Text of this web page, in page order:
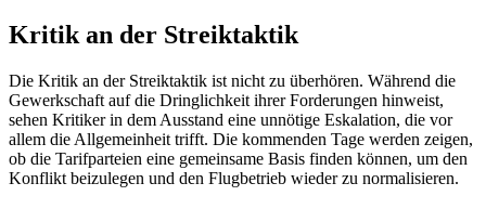
Kritik an der Streiktaktik
Die Kritik an der Streiktaktik ist nicht zu überhören. Während die
Gewerkschaft auf die Dringlichkeit ihrer Forderungen hinweist,
sehen Kritiker in dem Ausstand eine unnötige Eskalation, die vor
allem die Allgemeinheit trifft. Die kommenden Tage werden zeigen,
ob die Tarifparteien eine gemeinsame Basis finden können, um den
Konflikt beizulegen und den Flugbetrieb wieder zu normalisieren.